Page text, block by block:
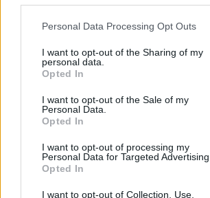
negar su consentimiento. Tenga en cuenta
de su consentimiento, pero usted tiene el
rechazar tal procesamiento. Sus
cualquier momento entrando de nuevo en
visitando nuestra política de privacidad.
Personal Data Processing Opt Outs
I want to opt-out of the Sharing of my
personal data.
Opted In
I want to opt-out of the Sale of my
Personal Data.
Opted In
I want to opt-out of processing my
Personal Data for Targeted Advertising.
Opted In
I want to opt-out of Collection, Use,